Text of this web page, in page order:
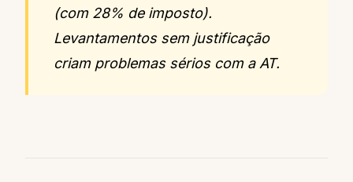
(com 28% de imposto).
Levantamentos sem justificação
criam problemas sérios com a AT.